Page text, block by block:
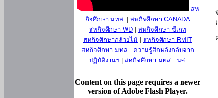
สห
กิจศึกษา มทส.
สหกิจศึกษา CANADA
สหกิจศึกษา WD
สหกิจศึกษา ซีเกท
สหกิจศึกษากล้วยไม้
สหกิจศึกษา RMIT
สหกิจศึกษา มทส : ความรู้สึกหลังกลับจาก
ปฏิบัติงานฯ| สหกิจศึกษา มทส : นศ.
Content on this page requires a newer
version of Adobe Flash Player.